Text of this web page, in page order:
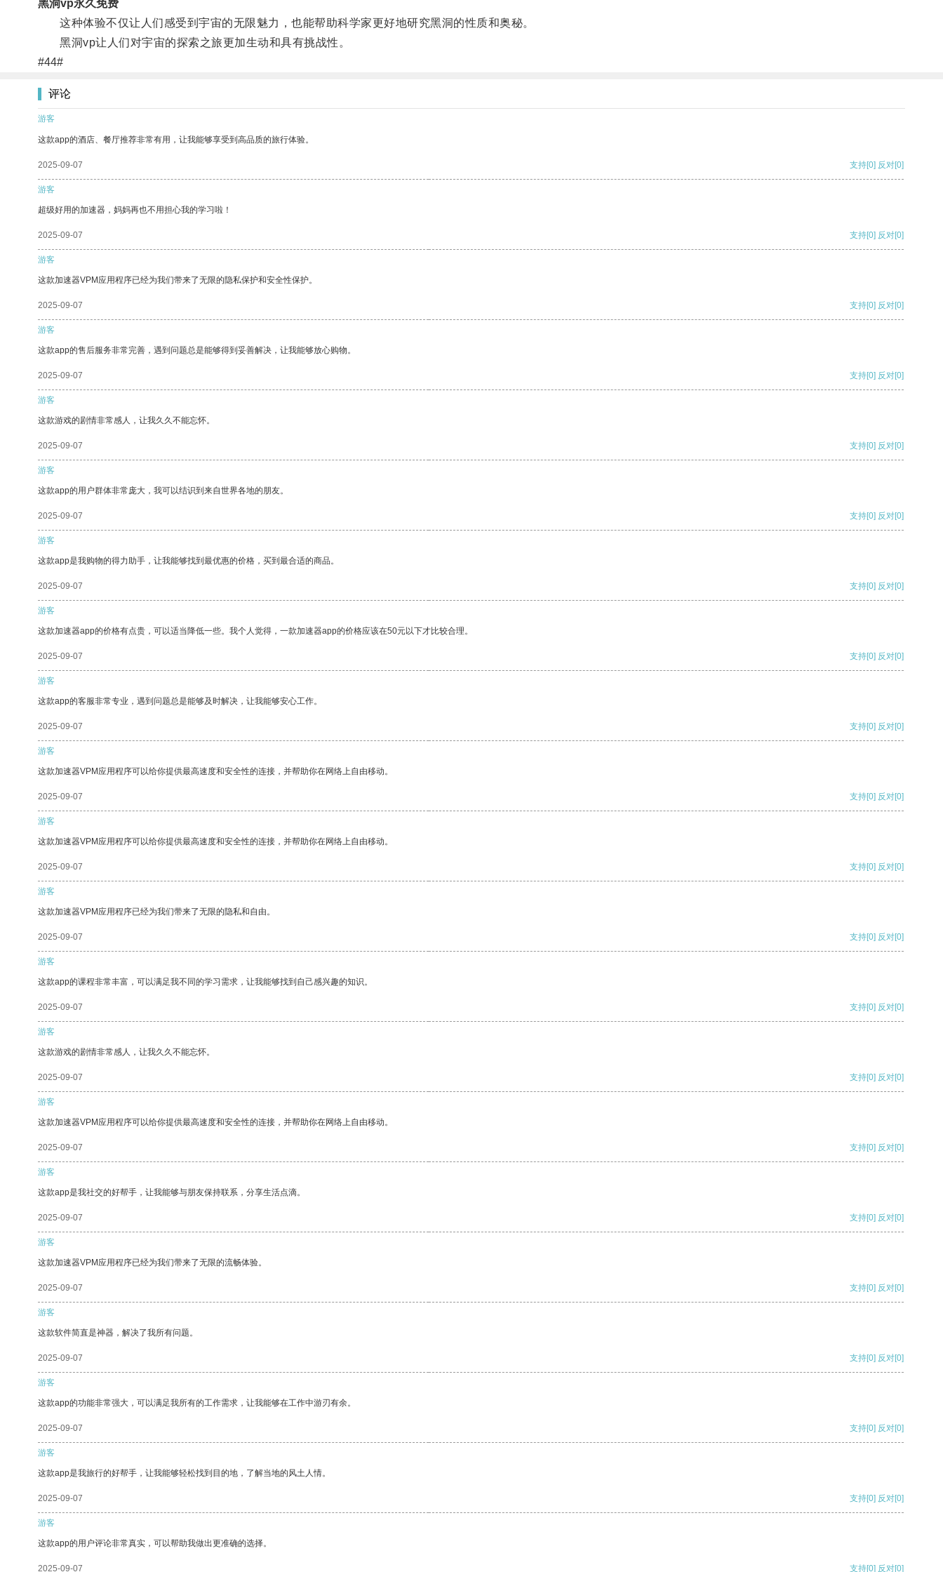
黑洞vp永久免费
这种体验不仅让人们感受到宇宙的无限魅力，也能帮助科学家更好地研究黑洞的性质和奥秘。
黑洞vp让人们对宇宙的探索之旅更加生动和具有挑战性。
#44#
评论
游客
这款app的酒店、餐厅推荐非常有用，让我能够享受到高品质的旅行体验。
2025-09-07 支持[0] 反对[0]
游客
超级好用的加速器，妈妈再也不用担心我的学习啦！
2025-09-07 支持[0] 反对[0]
游客
这款加速器VPM应用程序已经为我们带来了无限的隐私保护和安全性保护。
2025-09-07 支持[0] 反对[0]
游客
这款app的售后服务非常完善，遇到问题总是能够得到妥善解决，让我能够放心购物。
2025-09-07 支持[0] 反对[0]
游客
这款游戏的剧情非常感人，让我久久不能忘怀。
2025-09-07 支持[0] 反对[0]
游客
这款app的用户群体非常庞大，我可以结识到来自世界各地的朋友。
2025-09-07 支持[0] 反对[0]
游客
这款app是我购物的得力助手，让我能够找到最优惠的价格，买到最合适的商品。
2025-09-07 支持[0] 反对[0]
游客
这款加速器app的价格有点贵，可以适当降低一些。我个人觉得，一款加速器app的价格应该在50元以下才比较合理。
2025-09-07 支持[0] 反对[0]
游客
这款app的客服非常专业，遇到问题总是能够及时解决，让我能够安心工作。
2025-09-07 支持[0] 反对[0]
游客
这款加速器VPM应用程序可以给你提供最高速度和安全性的连接，并帮助你在网络上自由移动。
2025-09-07 支持[0] 反对[0]
游客
这款加速器VPM应用程序可以给你提供最高速度和安全性的连接，并帮助你在网络上自由移动。
2025-09-07 支持[0] 反对[0]
游客
这款加速器VPM应用程序已经为我们带来了无限的隐私和自由。
2025-09-07 支持[0] 反对[0]
游客
这款app的课程非常丰富，可以满足我不同的学习需求，让我能够找到自己感兴趣的知识。
2025-09-07 支持[0] 反对[0]
游客
这款游戏的剧情非常感人，让我久久不能忘怀。
2025-09-07 支持[0] 反对[0]
游客
这款加速器VPM应用程序可以给你提供最高速度和安全性的连接，并帮助你在网络上自由移动。
2025-09-07 支持[0] 反对[0]
游客
这款app是我社交的好帮手，让我能够与朋友保持联系，分享生活点滴。
2025-09-07 支持[0] 反对[0]
游客
这款加速器VPM应用程序已经为我们带来了无限的流畅体验。
2025-09-07 支持[0] 反对[0]
游客
这款软件简直是神器，解决了我所有问题。
2025-09-07 支持[0] 反对[0]
游客
这款app的功能非常强大，可以满足我所有的工作需求，让我能够在工作中游刃有余。
2025-09-07 支持[0] 反对[0]
游客
这款app是我旅行的好帮手，让我能够轻松找到目的地，了解当地的风土人情。
2025-09-07 支持[0] 反对[0]
游客
这款app的用户评论非常真实，可以帮助我做出更准确的选择。
2025-09-07 支持[0] 反对[0]